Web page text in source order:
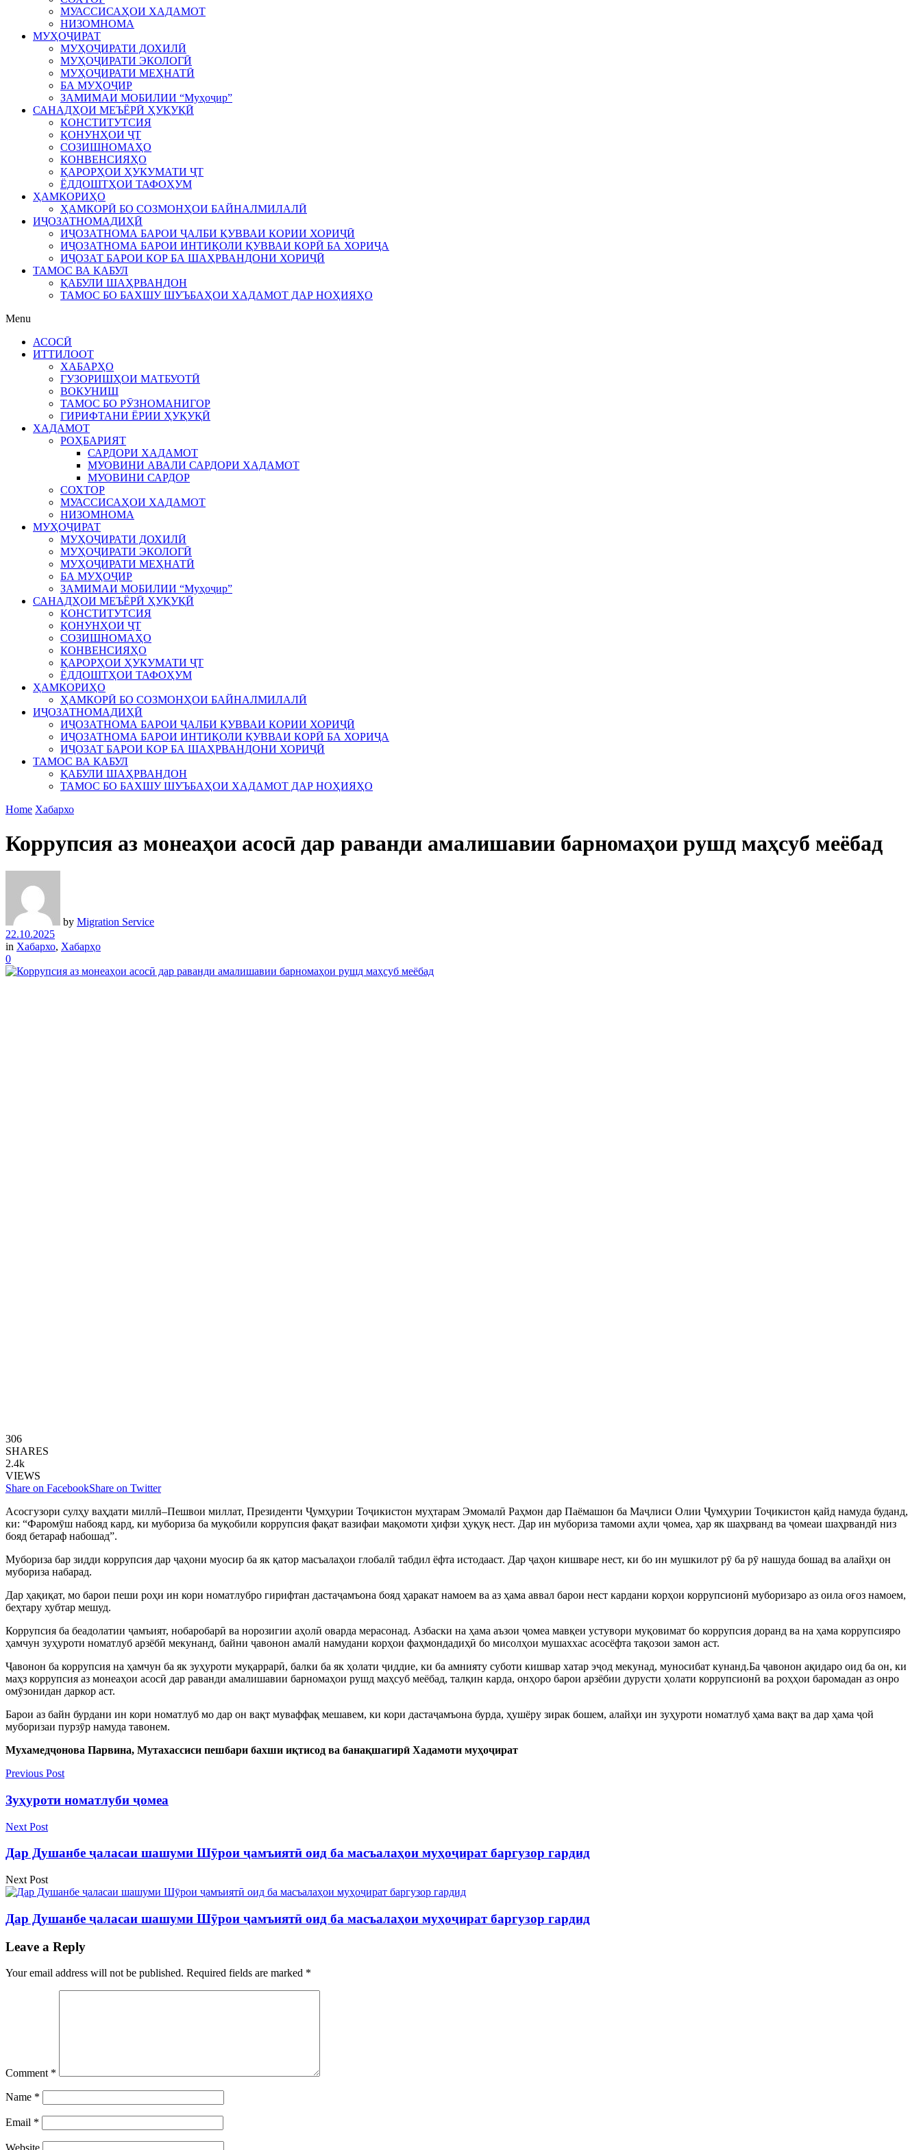
МУАССИСАҲОИ ХАДАМОТ
НИЗОМНОМА
МУҲОҶИРАТ
МУҲОҶИРАТИ ДОХИЛӢ
МУҲОҶИРАТИ ЭКОЛОГӢ
МУҲОҶИРАТИ МЕҲНАТӢ
БА МУҲОҶИР
ЗАМИМАИ МОБИЛИИ “Муҳоҷир”
САНАДҲОИ МЕЪЁРӢ ҲУҚУҚӢ
КОНСТИТУТСИЯ
ҚОНУНҲОИ ҶТ
СОЗИШНОМАҲО
КОНВЕНСИЯҲО
ҚАРОРҲОИ ҲУКУМАТИ ҶТ
ЁДДОШТҲОИ ТАФОҲУМ
ҲАМКОРИҲО
ҲАМКОРӢ БО СОЗМОНҲОИ БАЙНАЛМИЛАЛӢ
ИҶОЗАТНОМАДИҲӢ
ИҶОЗАТНОМА БАРОИ ҶАЛБИ ҚУВВАИ КОРИИ ХОРИҶӢ
ИҶОЗАТНОМА БАРОИ ИНТИҚОЛИ ҚУВВАИ КОРӢ БА ХОРИҶА
ИҶОЗАТ БАРОИ КОР БА ШАҲРВАНДОНИ ХОРИҶӢ
ТАМОС ВА ҚАБУЛ
ҚАБУЛИ ШАҲРВАНДОН
ТАМОС БО БАХШУ ШУЪБАҲОИ ХАДАМОТ ДАР НОҲИЯҲО
Menu
АСОСӢ
ИТТИЛООТ
ХАБАРҲО
ГУЗОРИШҲОИ МАТБУОТӢ
ВОКУНИШ
ТАМОС БО РӮЗНОМАНИГОР
ГИРИФТАНИ ЁРИИ ҲУҚУҚӢ
ХАДАМОТ
РОҲБАРИЯТ
САРДОРИ ХАДАМОТ
МУОВИНИ АВАЛИ САРДОРИ ХАДАМОТ
МУОВИНИ САРДОР
СОХТОР
МУАССИСАҲОИ ХАДАМОТ
НИЗОМНОМА
МУҲОҶИРАТ
МУҲОҶИРАТИ ДОХИЛӢ
МУҲОҶИРАТИ ЭКОЛОГӢ
МУҲОҶИРАТИ МЕҲНАТӢ
БА МУҲОҶИР
ЗАМИМАИ МОБИЛИИ “Муҳоҷир”
САНАДҲОИ МЕЪЁРӢ ҲУҚУҚӢ
КОНСТИТУТСИЯ
ҚОНУНҲОИ ҶТ
СОЗИШНОМАҲО
КОНВЕНСИЯҲО
ҚАРОРҲОИ ҲУКУМАТИ ҶТ
ЁДДОШТҲОИ ТАФОҲУМ
ҲАМКОРИҲО
ҲАМКОРӢ БО СОЗМОНҲОИ БАЙНАЛМИЛАЛӢ
ИҶОЗАТНОМАДИҲӢ
ИҶОЗАТНОМА БАРОИ ҶАЛБИ ҚУВВАИ КОРИИ ХОРИҶӢ
ИҶОЗАТНОМА БАРОИ ИНТИҚОЛИ ҚУВВАИ КОРӢ БА ХОРИҶА
ИҶОЗАТ БАРОИ КОР БА ШАҲРВАНДОНИ ХОРИҶӢ
ТАМОС ВА ҚАБУЛ
ҚАБУЛИ ШАҲРВАНДОН
ТАМОС БО БАХШУ ШУЪБАҲОИ ХАДАМОТ ДАР НОҲИЯҲО
Home Хабархо
Коррупсия аз монеаҳои асосӣ дар раванди амалишавии барномаҳои рушд маҳсуб меёбад
by Migration Service
22.10.2025
in Хабархо, Хабарҳо
0
306
SHARES
2.4k
VIEWS
Share on FacebookShare on Twitter
Асосгузори сулҳу ваҳдати миллӣ–Пешвои миллат, Президенти Ҷумҳурии Тоҷикистон муҳтарам Эмомалӣ Раҳмон дар Паёмашон ба Маҷлиси Олии Ҷумҳурии Тоҷикистон қайд намуда буданд,
ки: “Фаромӯш набояд кард, ки мубориза ба муқобили коррупсия фақат вазифаи мақомоти ҳифзи ҳуқуқ нест. Дар ин мубориза тамоми аҳли ҷомеа, ҳар як шаҳрванд ва ҷомеаи шаҳрвандӣ низ
бояд бетараф набошад”.
Мубориза бар зидди коррупсия дар ҷаҳони муосир ба як қатор масъалаҳои глобалӣ табдил ёфта истодааст. Дар ҷаҳон кишваре нест, ки бо ин мушкилот рӯ ба рӯ нашуда бошад ва алайҳи он
мубориза набарад.
Дар ҳақиқат, мо барои пеши роҳи ин кори номатлубро гирифтан дастаҷамъона бояд ҳаракат намоем ва аз ҳама аввал барои нест кардани корҳои коррупсионӣ муборизаро аз оила оғоз намоем,
беҳтару хубтар мешуд.
Коррупсия ба беадолатии ҷамъият, нобаробарӣ ва норозигии аҳолӣ оварда мерасонад. Азбаски на ҳама аъзои ҷомеа мавқеи устувори муқовимат бо коррупсия доранд ва на ҳама коррупсияро
ҳамчун зуҳуроти номатлуб арзёбӣ мекунанд, байни ҷавонон амалӣ намудани корҳои фаҳмондадиҳӣ бо мисолҳои мушаххас асосёфта тақозои замон аст.
Ҷавонон ба коррупсия на ҳамчун ба як зуҳуроти муқаррарӣ, балки ба як ҳолати ҷиддие, ки ба амнияту суботи кишвар хатар эҷод мекунад, муносибат кунанд.Ба ҷавонон ақидаро оид ба он, ки
маҳз коррупсия аз монеаҳои асосӣ дар раванди амалишавии барномаҳои рушд маҳсуб меёбад, талқин карда, онҳоро барои арзёбии дурусти ҳолати коррупсионӣ ва роҳҳои баромадан аз онро
омӯзонидан даркор аст.
Барои аз байн бурдани ин кори номатлуб мо дар он вақт муваффақ мешавем, ки кори дастаҷамъона бурда, ҳушёру зирак бошем, алайҳи ин зуҳуроти номатлуб ҳама вақт ва дар ҳама ҷой
муборизаи пурзӯр намуда тавонем.
Мухамедҷонова Парвина, Мутахассиси пешбари бахши иқтисод ва банақшагирӣ Хадамоти муҳоҷират
Previous Post
Зуҳуроти номатлуби ҷомеа
Next Post
Дар Душанбе ҷаласаи шашуми Шӯрои ҷамъиятӣ оид ба масъалаҳои муҳоҷират баргузор гардид
Next Post
Дар Душанбе ҷаласаи шашуми Шӯрои ҷамъиятӣ оид ба масъалаҳои муҳоҷират баргузор гардид
Leave a Reply
Your email address will not be published. Required fields are marked *
Comment *
Name *
Email *